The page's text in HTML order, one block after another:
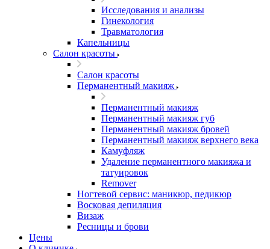
Исследования и анализы
Гинекология
Травматология
Капельницы
Салон красоты
Салон красоты
Перманентный макияж
Перманентный макияж
Перманентный макияж губ
Перманентный макияж бровей
Перманентный макияж верхнего века
Камуфляж
Удаление перманентного макияжа и
татуировок
Remover
Ногтевой сервис: маникюр, педикюр
Восковая депиляция
Визаж
Ресницы и брови
Цены